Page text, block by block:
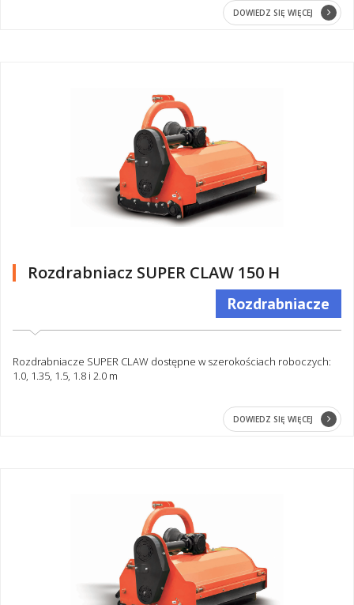
DOWIEDZ SIĘ WIĘCEJ
Rozdrabniacz SUPER CLAW 150 H
Rozdrabniacze
Rozdrabniacze SUPER CLAW dostępne w szerokościach roboczych:
1.0, 1.35, 1.5, 1.8 i 2.0 m
DOWIEDZ SIĘ WIĘCEJ